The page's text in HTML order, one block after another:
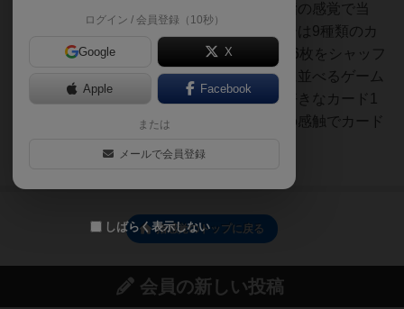
ゲームの目的指定された数字を指の感覚で当
て、得点を競う準備各プレイヤーは9種類のカ
ードの厚みを指で覚えるカード36枚をシャッフ
ルして、全てのカードを裏向きに並べるゲーム
の流れ自分の手番になったら、好きなカード1
枚を宣言する全プレイヤーは指の感触でカード
指感覚のトップに戻る
会員の新しい投稿
ログイン / 会員登録（10秒）
Google X
Apple Facebook
または
メールで会員登録
しばらく表示しない